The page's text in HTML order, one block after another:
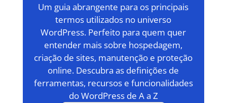
Um guia abrangente para os principais
termos utilizados no universo
WordPress. Perfeito para quem quer
entender mais sobre hospedagem,
criação de sites, manutenção e proteção
online. Descubra as definições de
ferramentas, recursos e funcionalidades
do WordPress de A a Z